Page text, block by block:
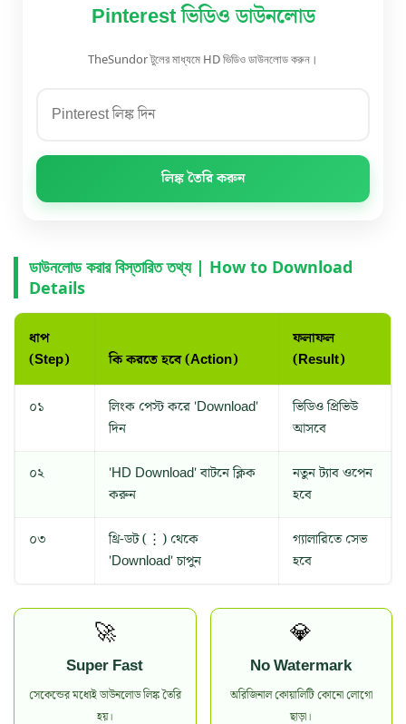
Pinterest ভিডিও ডাউনলোড
TheSundor টুলের মাধ্যমে HD ভিডিও ডাউনলোড করুন।
লিঙ্ক তৈরি করুন
ডাউনলোড করার বিস্তারিত তথ্য | How to Download
Details
ধাপ
(Step)
কি করতে হবে (Action)
ফলাফল
(Result)
০১
লিংক পেস্ট করে 'Download'
দিন
ভিডিও প্রিভিউ
আসবে
০২
'HD Download' বাটনে ক্লিক
করুন
নতুন ট্যাব ওপেন
হবে
০৩
থ্রি-ডট (⋮) থেকে
'Download' চাপুন
গ্যালারিতে সেভ
হবে
🚀
Super Fast
সেকেন্ডের মধ্যেই ডাউনলোড লিঙ্ক তৈরি
হয়।
💎
No Watermark
অরিজিনাল কোয়ালিটি কোনো লোগো
ছাড়া।